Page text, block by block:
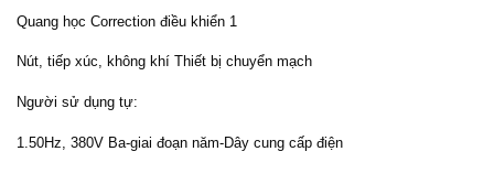
Quang học Correction điều khiển 1
Nút, tiếp xúc, không khí Thiết bị chuyển mạch
Người sử dụng tự:
1.50Hz, 380V Ba-giai đoạn năm-Dây cung cấp điện